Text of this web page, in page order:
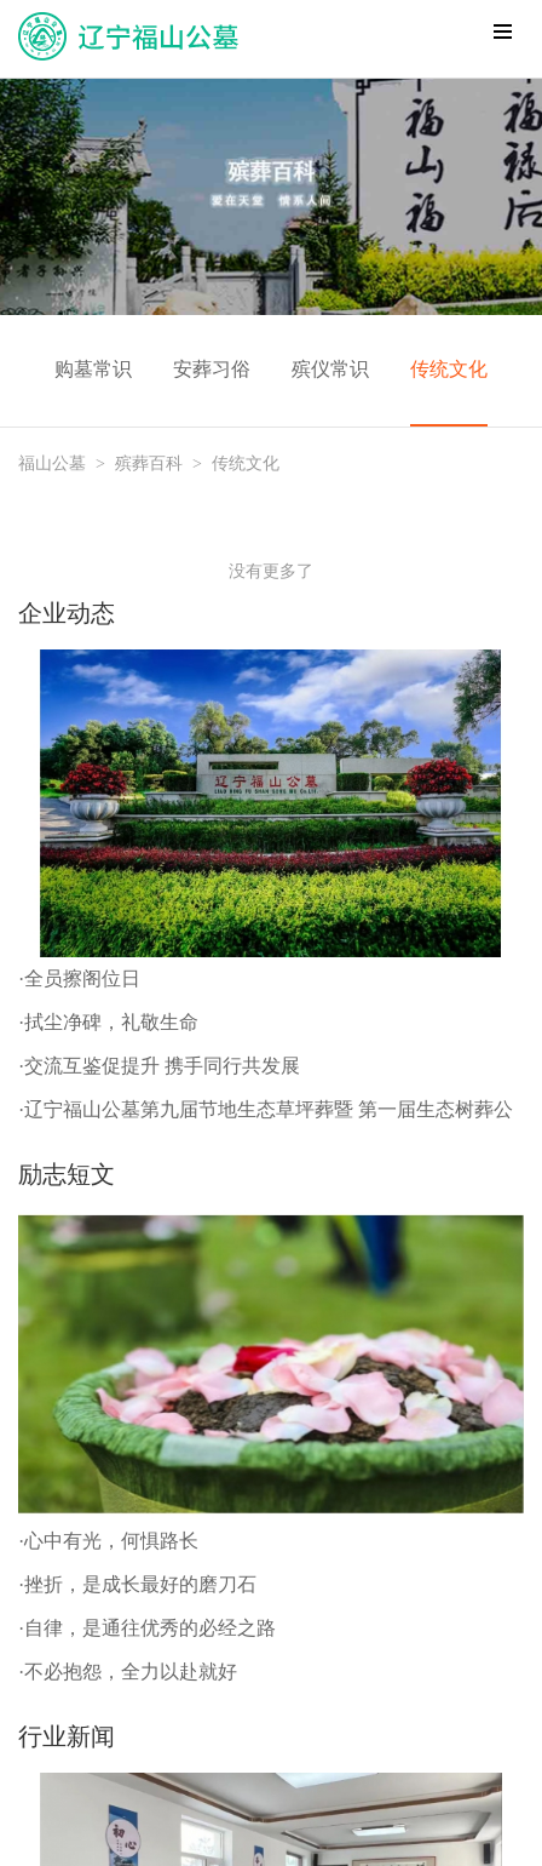
购墓常识 安葬习俗 殡仪常识 传统文化
福山公墓 > 殡葬百科 > 传统文化
没有更多了
企业动态
·全员擦阁位日
·拭尘净碑，礼敬生命
·交流互鉴促提升 携手同行共发展
·辽宁福山公墓第九届节地生态草坪葬暨 第一届生态树葬公
励志短文
·心中有光，何惧路长
·挫折，是成长最好的磨刀石
·自律，是通往优秀的必经之路
·不必抱怨，全力以赴就好
行业新闻